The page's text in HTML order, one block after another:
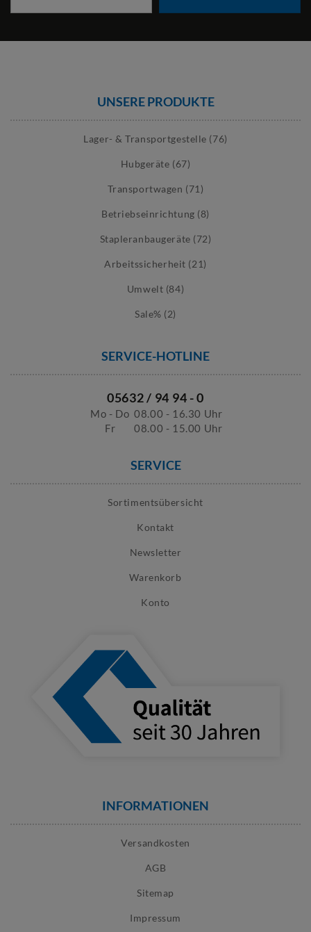
UNSERE PRODUKTE
Lager- & Transportgestelle (76)
Hubgeräte (67)
Transportwagen (71)
Betriebseinrichtung (8)
Stapleranbaugeräte (72)
Arbeitssicherheit (21)
Umwelt (84)
Sale% (2)
SERVICE-HOTLINE
05632 / 94 94 - 0
Mo - Do 08.00 - 16.30 Uhr
Fr
08.00 - 15.00 Uhr
SERVICE
Sortimentsübersicht
Kontakt
Newsletter
Warenkorb
Konto
INFORMATIONEN
Versandkosten
AGB
Sitemap
Impressum